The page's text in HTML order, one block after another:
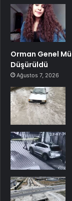
Orman Genel
Düşürüldü
Ağustos 7, 2026